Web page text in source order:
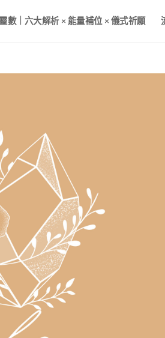
數｜六大解析 × 能量補位 × 儀式祈願